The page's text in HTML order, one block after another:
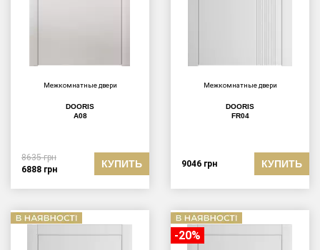
Межкомнатные двери
DOORIS
A08
8635грн
6888 грн КУПИТЬ
Межкомнатные двери
DOORIS
FR04
9046 грн КУПИТЬ
-20%